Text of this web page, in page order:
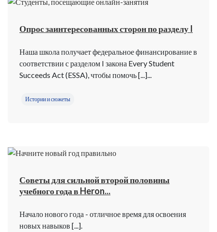
Опрос заинтересованных сторон по разделу I
Наша школа получает федеральное финансирование в
соответствии с разделом I закона Every Student
Succeeds Act (ESSA), чтобы помочь [...]...
Истории и сюжеты
Советы для сильной второй половины
учебного года в Heron...
Начало нового года - отличное время для освоения
новых навыков [...].